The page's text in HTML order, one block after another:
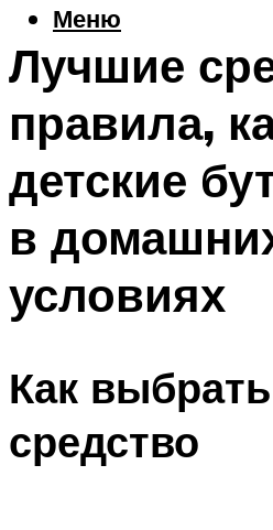
Меню
Лучшие
правила,
детские
в
условиях
Как
средство